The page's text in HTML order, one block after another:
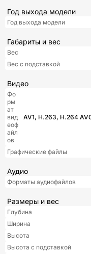
Год выхода модели
Год выхода модели
Габариты и вес
Вес
Вес с подставкой
Видео
Фо
рм
ат
вид
еоф
айл
ов
AV1, H.263, H.264
Графические файлы
Аудио
Форматы аудиофайлов
Размеры и вес
Глубина
Ширина
Высота
Высота с подставкой